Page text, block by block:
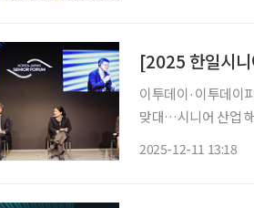
이투데이·이투데이피엔씨 11
맞대…시니어 산업 해법 모색 인구 구조 변화와 초고령사회 진
2025-12-11 13:18